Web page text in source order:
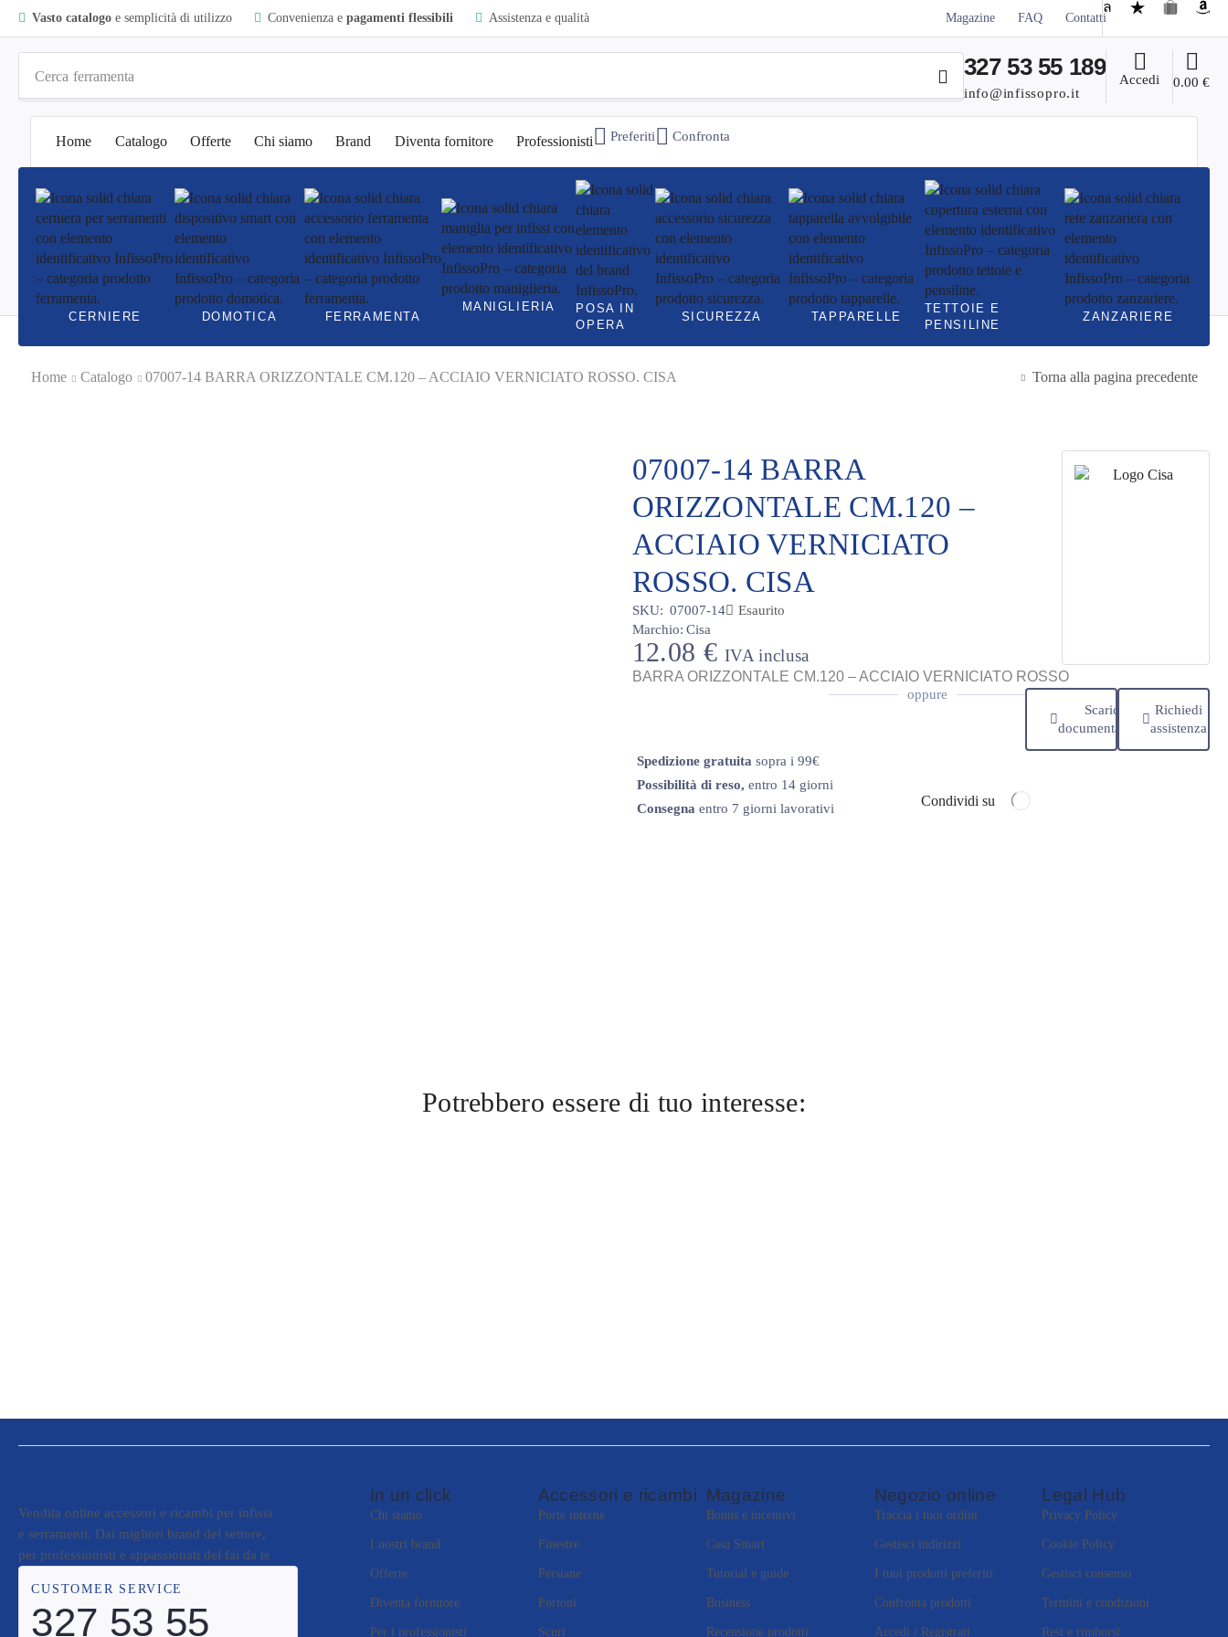
Vasto catalogoe semplicità di utilizzo Convenienza e pagamenti flessibili Assistenza e qualità Magazine FAQ Contatti
Cerca ferramenta 327 53 55 189
info@infissopro.it
Accedi 0.00€
Home Catalogo Offerte Chi siamo Brand Diventa fornitore Professionisti Preferiti Confronta
CERNIERE DOMOTICA FERRAMENTA
MANIGLIERIA
POSA IN
OPERA
SICUREZZA TAPPARELLE
TETTOIE E
PENSILINE
ZANZARIERE
Home Catalogo 07007-14 BARRA ORIZZONTALE CM.120 – ACCIAIO VERNICIATO ROSSO. CISA Torna alla pagina precedente
07007-14 BARRA
ORIZZONTALE CM.120 –
ACCIAIO VERNICIATO
ROSSO. CISA
SKU: 07007-14
Marchio: Cisa
Esaurito
12.08 € IVA inclusa
BARRA ORIZZONTALE CM.120 – ACCIAIO VERNICIATO ROSSO
oppure
Scarica
documentazione
Richiedi
assistenza
Spedizione gratuita sopra i 99€
Possibilità di reso, entro 14 giorni
Consegna entro 7 giorni lavorativi Condividi su
Potrebbero essere di tuo interesse:
Vendita online accessori e ricambi per infissi
e serramenti. Dai migliori brand del settore,
per professionisti e appassionati del fai da te
CUSTOMER SERVICE
327 53 55
In un click
Chi siamo
I nostri brand
Offerte
Diventa fornitore
Per i professionisti
Accessori e ricambi
Porte interne
Finestre
Persiane
Portoni
Scuri
Magazine
Bonus e incentivi
Casa Smart
Tutorial e guide
Business
Recensione prodotti
Negozio online
Traccia i tuoi ordini
Gestisci indirizzi
I tuoi prodotti preferiti
Confronta prodotti
Accedi / Registrati
Legal Hub
Privacy Policy
Cookie Policy
Gestisci consenso
Termini e condizioni
Resi e rimborsi